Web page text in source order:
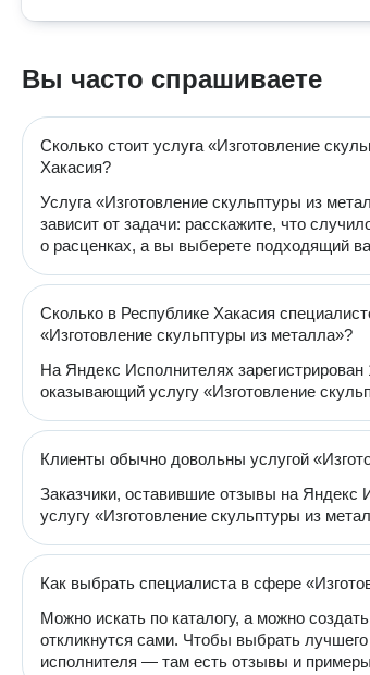
Вы часто спрашиваете
Сколько стоит услуга «Изготовление
Хакасия?
Услуга «Изготовление скульптуры из
зависит от задачи: расскажите, что
о расценках, а вы выберете подходящий
Сколько в Республике Хакасия
«Изготовление скульптуры из металла»?
На Яндекс Исполнителях
оказывающий услугу «Изготовление
Клиенты обычно довольны услугой
Заказчики, оставившие отзывы на Яндекс
услугу «Изготовление скульптуры из
Как выбрать специалиста в сфере
Можно искать по каталогу, а можно
откликнутся сами. Чтобы выбрать
исполнителя — там есть отзывы и